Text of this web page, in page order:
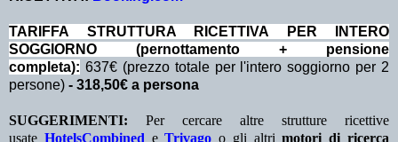
TA RIFFA STRUTTURA RICETTIVA PER INTERO
SOGGIORNO (pernottamento + pensione
completa): 637€ (prezzo totale per l'intero soggiorno per 2
persone) - 318,50€ a persona
SUGGERIMENTI: Per cercare altre strutture ricettive
usate HotelsCombined eTrivago o gli altrimotori di ricerca